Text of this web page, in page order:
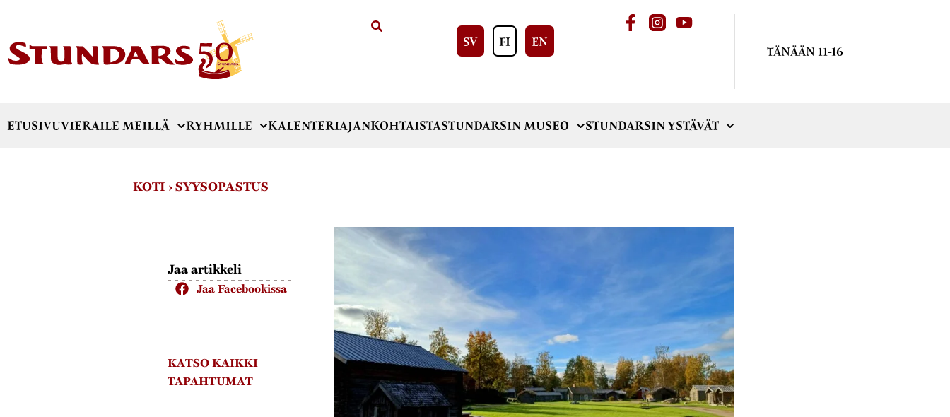
SV FI EN
TÄNÄÄN 11-16
ETUSIVUVIERAILE MEILLÄ RYHMILLE KALENTERIAJANKOHTAISTASTUNDARSIN MUSEO STUNDARSIN YSTÄVÄT
KOTI ›SYYSOPASTUS
Jaa artikkeli
Jaa Facebookissa
KATSO KAIKKI
TAPAHTUMAT